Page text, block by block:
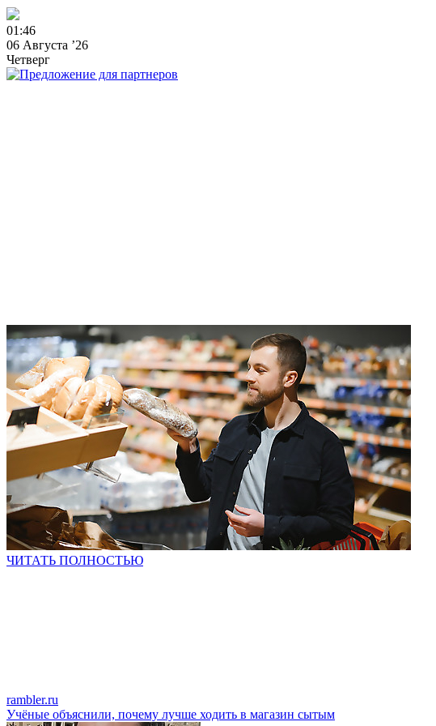
01 :46
06 Августа ’26
Четверг
ЧИТАТЬ ПОЛНОСТЬЮ
rambler.ru
Учёные объяснили, почему лучше ходить в магазин сытым